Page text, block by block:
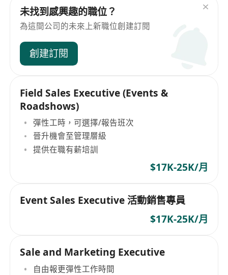
未找到感興趣的職位？
為這間公司的未來上新職位創建訂閱
創建訂閱
Field Sales Executive (Events &
Roadshows)
彈性工時，可選擇/報告班次
晉升機會至管理層級
提供在職有薪培訓
$17K-25K/月
Event Sales Executive 活動銷售專員
$17K-25K/月
Sale and Marketing Executive
自由報更彈性工作時間